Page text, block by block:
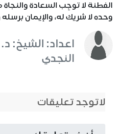
الفطنة لا توجِب السعادة والنجاة
وحده لا شريك له، والإيمان برسله
اعداد: الشيخ:
النجدي
لاتوجد تعليقات